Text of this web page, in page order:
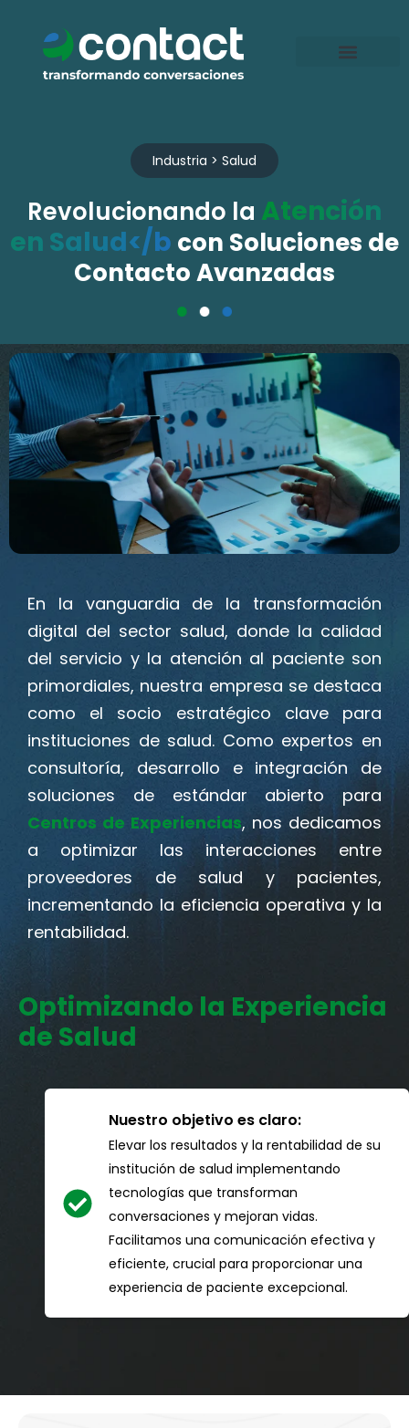
contenido
Industria > Salud
Revolucionando la Atención
en Salud</b con Soluciones de
Contacto Avanzadas
En la vanguardia de la transformación
digital del sector salud, donde la calidad
del servicio y la atención al paciente son
primordiales, nuestra empresa se destaca
como el socio estratégico clave para
instituciones de salud. Como expertos en
consultoría, desarrollo e integración de
soluciones de estándar abierto para
Centros de Experiencias, nos dedicamos
a optimizar las interacciones entre
proveedores de salud y pacientes,
incrementando la eficiencia operativa y la
rentabilidad.
Optimizando la Experiencia
de Salud
Nuestro objetivo es claro:
Elevar los resultados y la rentabilidad de su
institución de salud implementando
tecnologías que transforman
conversaciones y mejoran vidas.
Facilitamos una comunicación efectiva y
eficiente, crucial para proporcionar una
experiencia de paciente excepcional.